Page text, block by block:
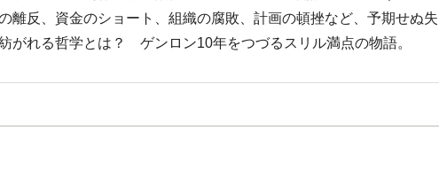
離反、資金のショート、組織の腐敗、計画の頓挫など、予期せぬ失
がれる哲学とは？ ゲンロン10年をつづるスリル満点の物語。